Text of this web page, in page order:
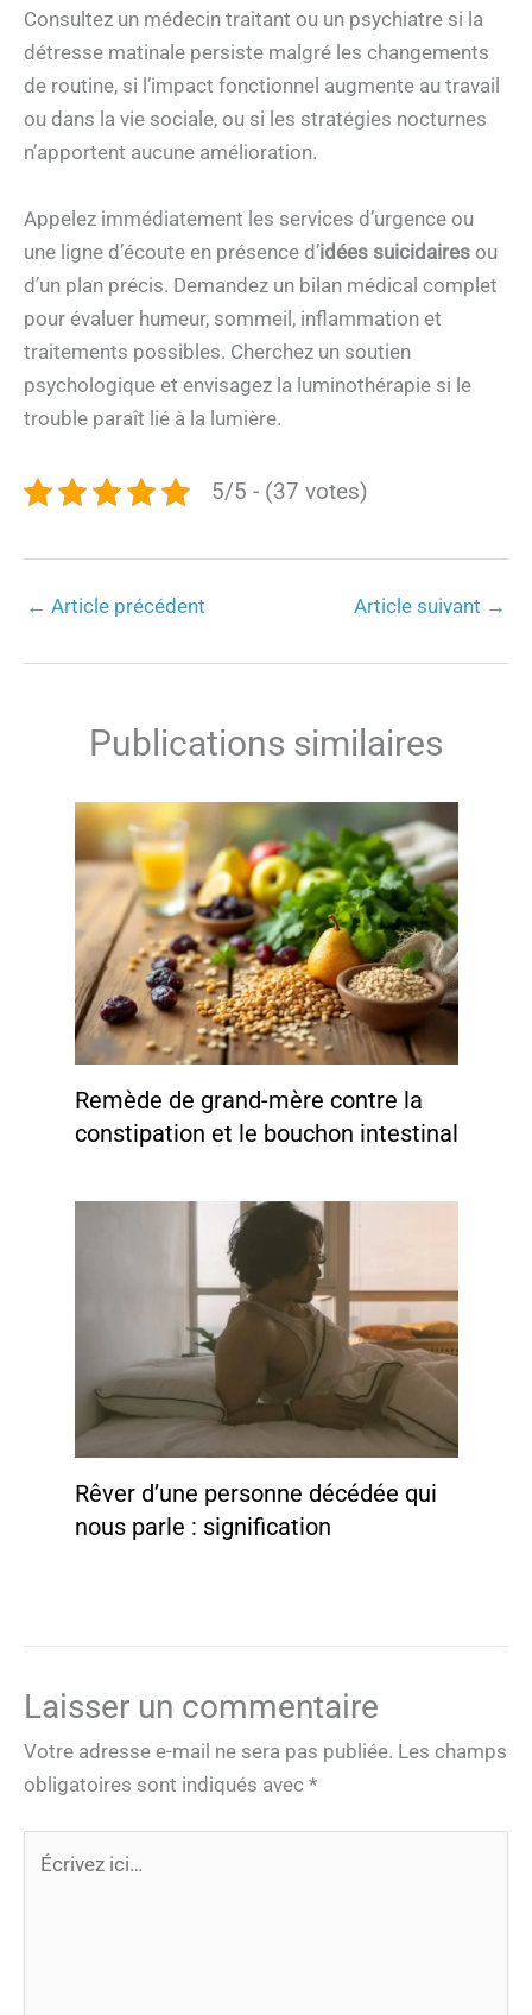
Consultez un médecin traitant ou un psychiatre si la
détresse matinale persiste malgré les changements
de routine, si l’impact fonctionnel augmente au travail
ou dans la vie sociale, ou si les stratégies nocturnes
n’apportent aucune amélioration.
Appelez immédiatement les services d’urgence ou
une ligne d’écoute en présence d’idées suicidaires ou
d’un plan précis. Demandez un bilan médical complet
pour évaluer humeur, sommeil, inflammation et
traitements possibles. Cherchez un soutien
psychologique et envisagez la luminothérapie si le
trouble paraît lié à la lumière.
5/5 - (37 votes)
← Article précédent Article suivant →
Publications similaires
Remède de grand-mère contre la
constipation et le bouchon intestinal
Rêver d’une personne décédée qui
nous parle : signification
Laisser un commentaire
Votre adresse e-mail ne sera pas publiée. Les champs
obligatoires sont indiqués avec *